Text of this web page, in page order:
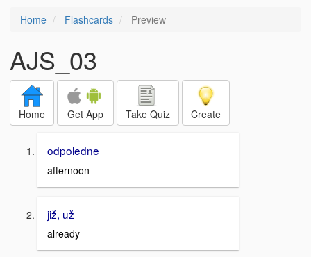
Home Flashcards Preview
AJS_03
Home Get App Take Quiz Create
odpoledne
afternoon
již, už
already